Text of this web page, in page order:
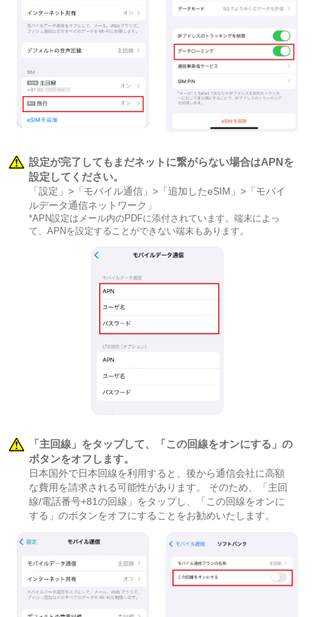
設定が完了してもまだネットに繋がらない場合はAPNを
設定してください。
「設定」>「モバイル通信」>「追加したeSIM」>「モバイ
ルデータ通信ネットワーク」
*APN設定はメール内のPDFに添付されています。端末によっ
て、APNを設定することができない端末もあります。
「主回線」をタップして、「この回線をオンにする」の
ボタンをオフします。
日本国外で日本回線を利用すると、後から通信会社に高額
な費用を請求される可能性があります。 そのため、「主回
線/電話番号+81の回線」をタップし、「この回線をオンに
する」のボタンをオフにすることをお勧めいたします。